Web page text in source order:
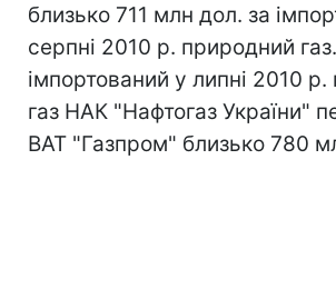
близько 711 млн дол. за
серпні 2010 р. природний
імпортований у липні 2010
газ НАК "Нафтогаз України"
ВАТ "Газпром" близько 780